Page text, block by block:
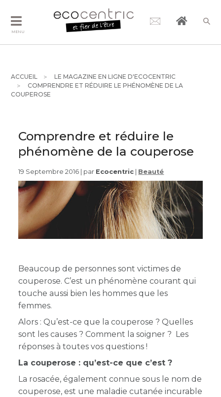
MENU
ACCUEIL
LE MAGAZINE EN LIGNE D'ECOCENTRIC
COMPRENDRE ET RÉDUIRE LE PHÉNOMÈNE DE LA
COUPEROSE
Comprendre et réduire le
phénomène de la couperose
19 Septembre 2016 | par Ecocentric Beauté
Beaucoup de personnes sont victimes de
couperose. C’est un phénomène courant qui
touche aussi bien les hommes que les
femmes.
Alors : Qu’est-ce que la couperose ? Quelles
sont les causes ? Comment la soigner ? Les
réponses à toutes vos questions !
La couperose : qu’est-ce que c’est ?
La rosacée, également connue sous le nom de
couperose, est une maladie cutanée incurable